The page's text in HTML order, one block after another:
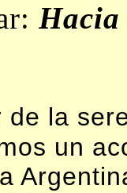
Hacia
de la
un